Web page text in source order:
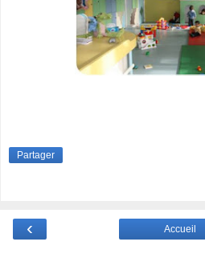
Partager
‹ Accueil